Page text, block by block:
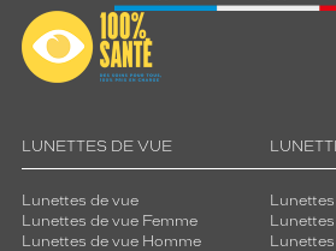
LUNETTES DE VUE
Lunettes de vue
Lunettes de vue Femme
Lunettes de vue Homme
Lunettes